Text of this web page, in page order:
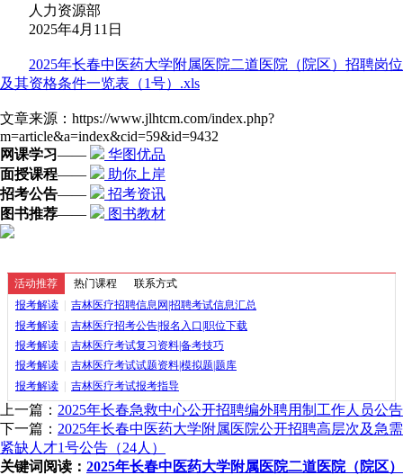
人力资源部
2025年4月11日
2025年长春中医药大学附属医院二道医院（院区）招聘岗位
及其资格条件一览表（1号）.xls
文章来源：https://www.jlhtcm.com/index.php?
m=article&a=index&cid=59&id=9432
网课学习——
华图优品
面授课程——
助你上岸
招考公告——
招考资讯
图书推荐—— 图书教材
活动推荐 热门课程 联系方式
报考解读
吉林医疗招聘信息网|招聘考试信息汇总
报考解读
吉林医疗招考公告|报名入口|职位下载
报考解读
吉林医疗考试复习资料|备考技巧
报考解读
吉林医疗考试试题资料|模拟题|题库
报考解读
吉林医疗考试报考指导
上一篇： 2025年长春急救中心公开招聘编外聘用制工作人员公告
下一篇： 2025年长春中医药大学附属医院公开招聘高层次及急需
紧缺人才1号公告（24人）
关键词阅读： 2025年长春中医药大学附属医院二道医院（院区）